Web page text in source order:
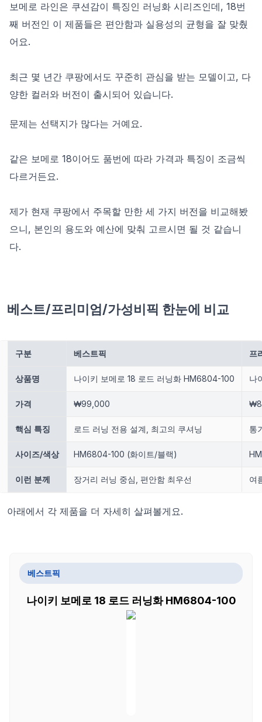
보메로 라인은 쿠션감이 특징인 러닝화 시리즈인데, 18번
째 버전인 이 제품들은 편안함과 실용성의 균형을 잘 맞췄
어요.
최근 몇 년간 쿠팡에서도 꾸준히 관심을 받는 모델이고, 다
양한 컬러와 버전이 출시되어 있습니다.
문제는 선택지가 많다는 거예요.
같은 보메로 18이어도 품번에 따라 가격과 특징이 조금씩
다르거든요.
제가 현재 쿠팡에서 주목할 만한 세 가지 버전을 비교해봤
으니, 본인의 용도와 예산에 맞춰 고르시면 될 것 같습니
다.
베스트/프리미엄/가성비픽 한눈에 비교
구분 베스트픽 프
상품명 나이키 보메로 18 로드 러닝화 HM6804-100 나
가격 ₩99,000
핵심 특징 로드 러닝 전용 설계, 최고의 쿠셔닝 통
사이즈/색상 HM6804-100 (화이트/블랙)
이런 분께 장거리 러닝 중심, 편안함 최우선 여
아래에서 각 제품을 더 자세히 살펴볼게요.
베스트픽
나이키 보메로 18 로드 러닝화 HM6804-100